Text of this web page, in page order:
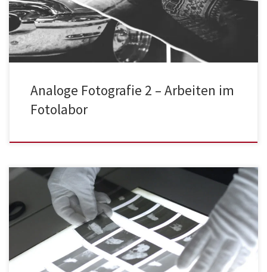
Analoge Fotografie 2 – Arbeiten im
Fotolabor